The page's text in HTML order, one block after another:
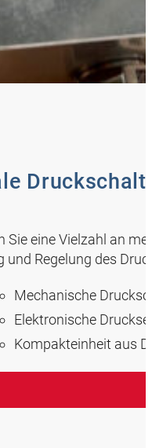
Sie eine Vielzahl an
Regelung des
Mechanische
Elektronische
Kompakteinheit aus